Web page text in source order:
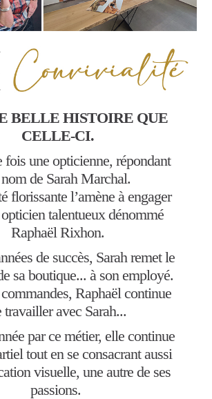
BELLE HISTOIRE QUE
CELLE-CI.
fois une opticienne, répondant
de Sarah Marchal.
florissante l’amène à engager
talentueux dénommé
Raphaël Rixhon.
de succès, Sarah remet le
sa boutique... à son employé.
Raphaël continue
travailler avec Sarah...
par ce métier, elle continue
tout en se consacrant aussi
visuelle, une autre de ses
passions.